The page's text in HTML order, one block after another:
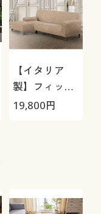
【イタリア
製】フィット
ソファカバー
19,800円